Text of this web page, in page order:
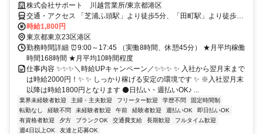
株式会社サポート 川越営業所/東京都港区
交通・アクセス 「芝浦ふ頭駅」より徒歩5分、「田町駅」より徒歩14
分
時給1,800円
東京都東京23区港区
勤務時間詳細 ⏰9:00～17:45 （実働8時間、休憩45分） ★月平均稼働
時間168時間 ★月平均10時間程度
仕事内容 ✨✨✨＼時給UPキャンペーン／✨✨✨ ✨ 入社から翌月末まで
は時給2000円！✨ ✨ しっかり稼げる安定の環境です ✨ ※入社翌月末
以降は時給1800円となります ⚫日払い・週払いOK♪ ...
業界未経験者歓迎 主婦・主夫歓迎 フリーター歓迎 学歴不問
固定時間制
転勤なし
経験不問 未経験者歓迎 午前 経験者歓迎 週払いOK
即日払いOK
有資格者歓迎
夕方 ブランクOK 交通費支給 長期歓迎
フルタイム歓迎
週4日以上OK
友達と応募OK